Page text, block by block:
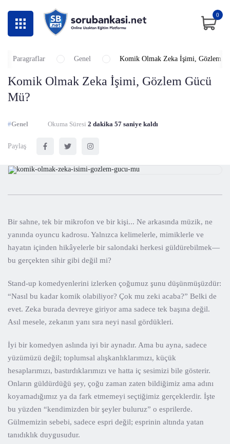
0
Paragraflar Genel Komik Olmak Zeka İşimi, Gözlem
Komik Olmak Zeka İşimi, Gözlem Gücü
Mü?
#Genel Okuma Süresi 2 dakika 56 saniye kaldı
Paylaş
Bir sahne, tek bir mikrofon ve bir kişi... Ne arkasında müzik, ne
yanında oyuncu kadrosu. Yalnızca kelimelerle, mimiklerle ve
hayatın içinden hikâyelerle bir salondaki herkesi güldürebilmek—
bu gerçekten sihir gibi değil mi?
Stand-up komedyenlerini izlerken çoğumuz şunu düşünmüşüzdür:
“Nasıl bu kadar komik olabiliyor? Çok mu zeki acaba?” Belki de
evet. Zeka burada devreye giriyor ama sadece tek başına değil.
Asıl mesele, zekanın yanı sıra neyi nasıl gördükleri.
İyi bir komedyen aslında iyi bir aynadır. Ama bu ayna, sadece
yüzümüzü değil; toplumsal alışkanlıklarımızı, küçük
hesaplarımızı, bastırdıklarımızı ve hatta iç sesimizi bile gösterir.
Onların güldürdüğü şey, çoğu zaman zaten bildiğimiz ama adını
koyamadığımız ya da fark etmemeyi seçtiğimiz gerçeklerdir. İşte
bu yüzden “kendimizden bir şeyler buluruz” o esprilerde.
Gülmemizin sebebi, sadece espri değil; esprinin altında yatan
tanıdıklık duygusudur.